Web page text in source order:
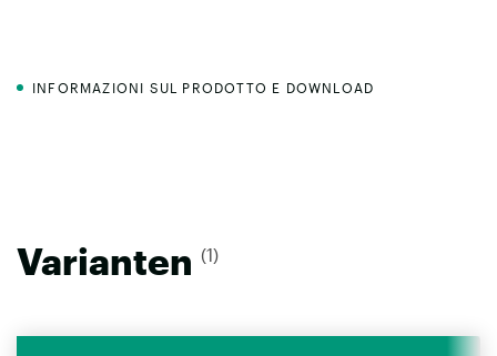
INFORMAZIONI SUL PRODOTTO E DOWNLOAD
Varianten (1)